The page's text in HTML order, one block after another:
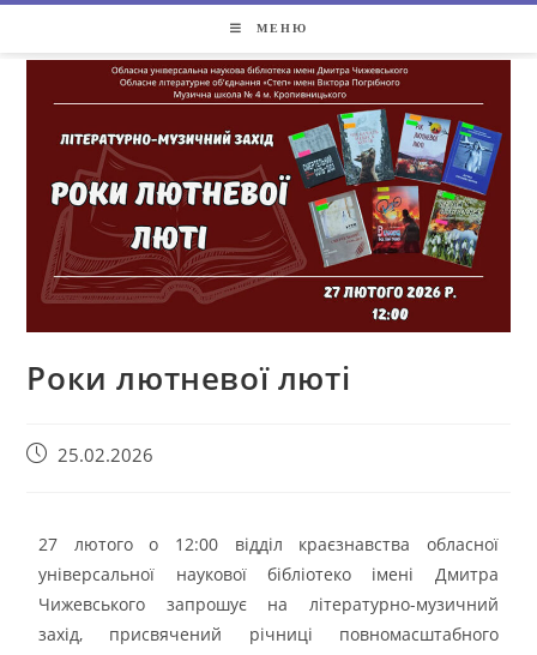
МЕНЮ
Роки лютневої люті
25.02.2026
27 лютого о 12:00 відділ краєзнавства обласної
універсальної наукової бібліотеко імені Дмитра
Чижевського запрошує на літературно-музичний
захід, присвячений річниці повномасштабного